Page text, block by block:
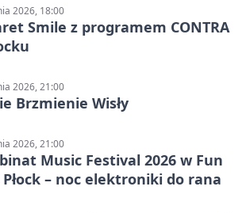
2026, 18:00
Smile z programem CONTRA
2026, 21:00
Brzmienie Wisły
2026, 21:00
Music Festival 2026 w Fun
– noc elektroniki do rana